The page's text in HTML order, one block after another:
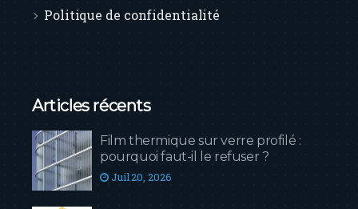
Politique de confidentialité
Articles récents
Film thermique sur verre profilé :
pourquoi faut-il le refuser ?
Juil 20, 2026